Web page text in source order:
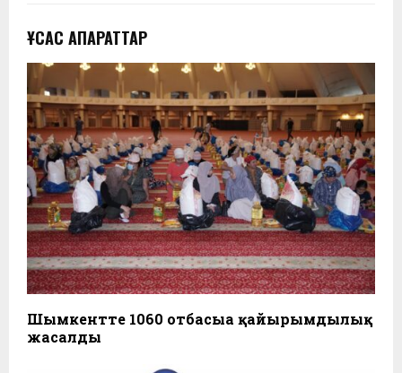
ҰҚСАС АҚПАРАТТАР
Шымкентте 1060 отбасыға қайырымдылық
жасалды